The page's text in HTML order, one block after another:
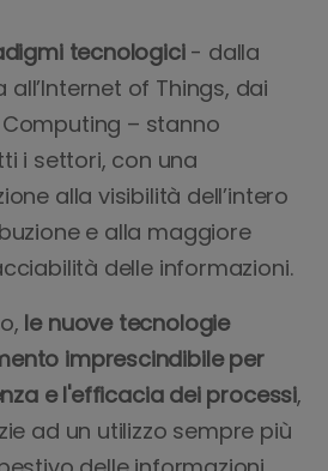
tecnologici- dalla
of Things, dai
– stanno
i settori, con una
alla visibilità dell’intero
e alla maggiore
delle informazioni.
le nuove tecnologie
imprescindibile per
e l'efficacia dei processi,
ad un utilizzo sempre più